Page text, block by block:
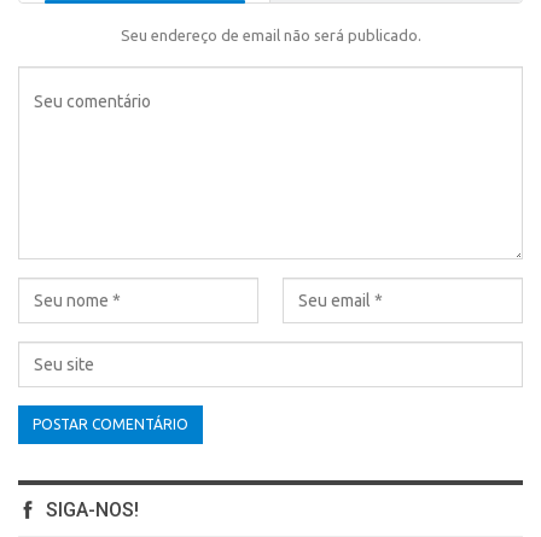
Seu endereço de email não será publicado.
SIGA-NOS!